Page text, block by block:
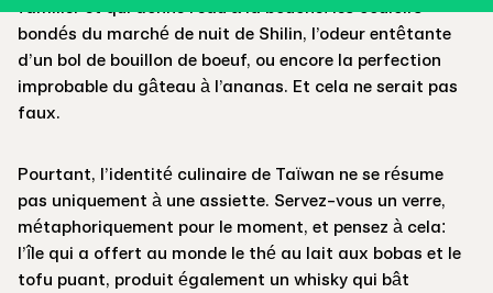
bondés du marché de nuit de Shilin, l’odeur entêtante
d’un bol de bouillon de boeuf, ou encore la perfection
improbable du gâteau à l’ananas. Et cela ne serait pas
faux.
Pourtant, l’identité culinaire de Taïwan ne se résume
pas uniquement à une assiette. Servez-vous un verre,
métaphoriquement pour le moment, et pensez à cela:
l’île qui a offert au monde le thé au lait aux bobas et le
tofu puant, produit également un whisky qui bât